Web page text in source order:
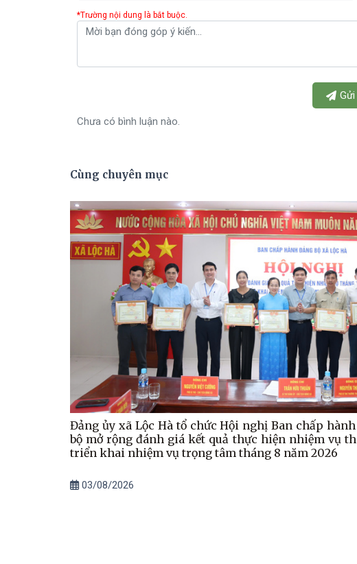
*Trường nội dung là bắt buộc.
Chưa có bình luận nào.
Cùng chuyên mục
Đảng ủy xã Lộc Hà tổ chức Hội nghị Ban chấp
bộ mở rộng đánh giá kết quả thực hiện nhiệm vụ
triển khai nhiệm vụ trọng tâm tháng 8 năm 2026
03/08/2026